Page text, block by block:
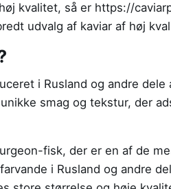
kvalitet, så er https://
udvalg af kaviar af høj
i Rusland og andre
smag og tekstur, der
fisk, der er en af ​​de
i Rusland og andre